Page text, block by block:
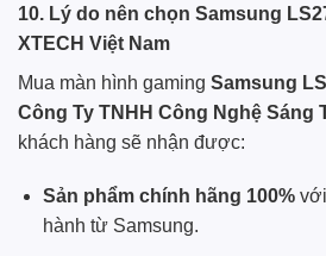
10. Lý do nên chọn Samsung
XTECH Việt Nam
Mua màn hình gaming Samsung
Công Ty TNHH Công Nghệ Sáng
khách hàng sẽ nhận được:
Sản phẩm chính hãng 100%với
hành từ Samsung.